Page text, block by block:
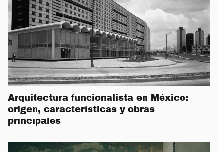
Arquitectura funcionalista en México:
origen, características y obras
principales